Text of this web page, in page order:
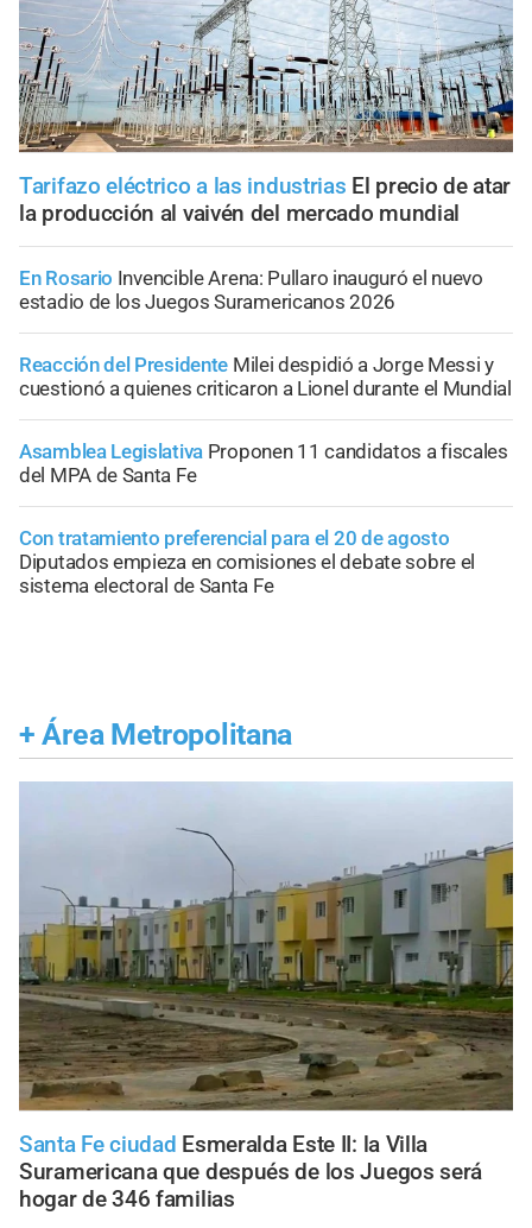
Tarifazo eléctrico a las industrias El precio de atar
la producción al vaivén del mercado mundial
En Rosario Invencible Arena: Pullaro inauguró el nuevo
estadio de los Juegos Suramericanos 2026
Reacción del Presidente Milei despidió a Jorge Messi y
cuestionó a quienes criticaron a Lionel durante el Mundial
Asamblea Legislativa Proponen 11 candidatos a fiscales
del MPA de Santa Fe
Con tratamiento preferencial para el 20 de agosto
Diputados empieza en comisiones el debate sobre el
sistema electoral de Santa Fe
+ Área Metropolitana
Santa Fe ciudad Esmeralda Este II: la Villa
Suramericana que después de los Juegos será
hogar de 346 familias